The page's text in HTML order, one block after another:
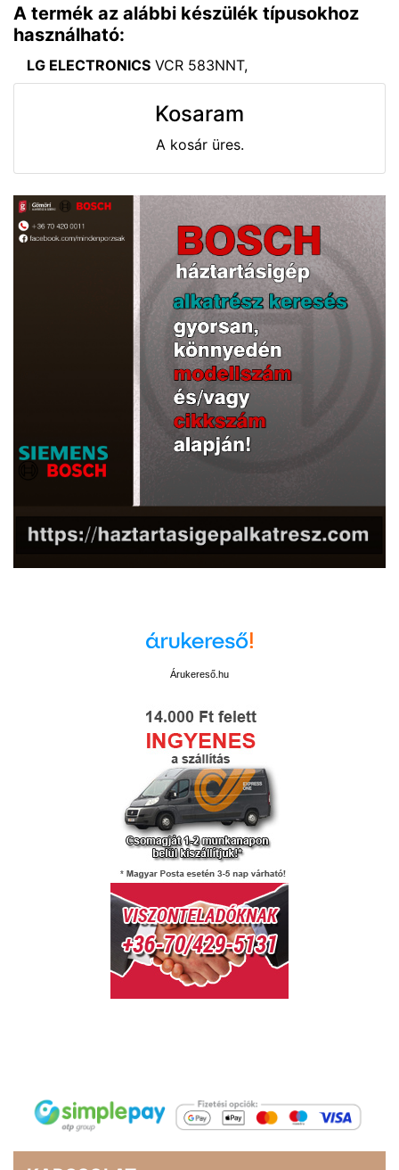
A termék az alábbi készülék típusokhoz
használható:
LG ELECTRONICS VCR 583NNT,
Kosaram
A kosár üres.
Árukereső.hu